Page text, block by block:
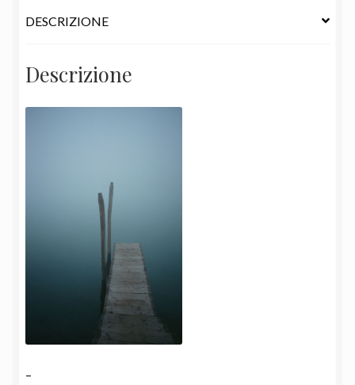
DESCRIZIONE
Descrizione
–